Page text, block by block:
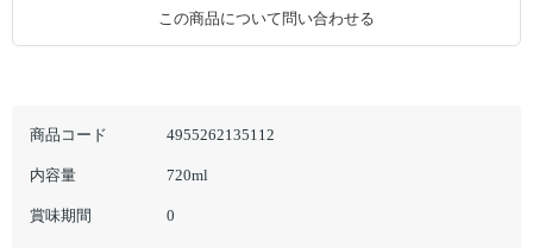
商品コード 4955262135112
内容量 720ml
賞味期間 0
この商品について問い合わせる